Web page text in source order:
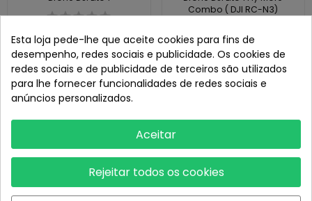
349,00 €
Combo ( DJI RC-N3)
489,00 €
Novo
Esta loja pede-lhe que aceite cookies para fins de
desempenho, redes sociais e publicidade. Os cookies de
redes sociais e de publicidade de terceiros são utilizados
para lhe fornecer funcionalidades de redes sociais e
anúncios personalizados.
Aceitar
Rejeitar todos os cookies